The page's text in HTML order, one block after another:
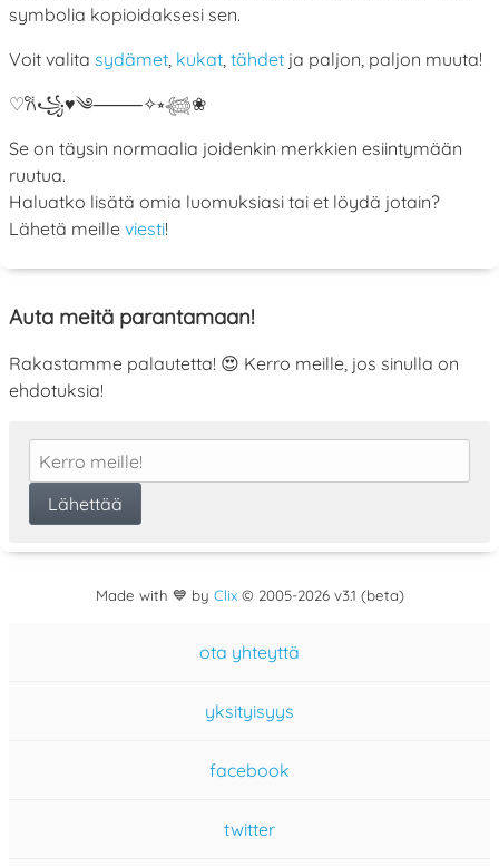
symbolia kopioidaksesi sen.
Voit valita sydämet, kukat, tähdet ja paljon, paljon muuta!
♡𐙚꧁♥༄⸻✧⭒𓆉❀
Se on täysin normaalia joidenkin merkkien esiintymään
ruutua.
Haluatko lisätä omia luomuksiasi tai et löydä jotain?
Lähetä meille viesti!
Auta meitä parantamaan!
Rakastamme palautetta! 😍 Kerro meille, jos sinulla on
ehdotuksia!
Made with 💙 by Clix© 2005-2026 v3.1 (beta)
ota yhteyttä
yksityisyys
facebook
twitter